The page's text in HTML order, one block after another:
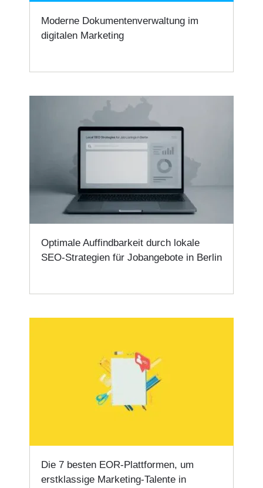
Moderne Dokumentenverwaltung im
digitalen Marketing
Optimale Auffindbarkeit durch lokale
SEO-Strategien für Jobangebote in Berlin
Die 7 besten EOR-Plattformen, um
erstklassige Marketing-Talente in